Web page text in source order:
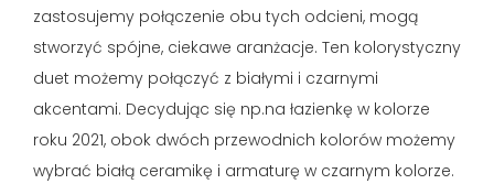
zastosujemy połączenie obu tych odcieni, mogą
stworzyć spójne, ciekawe aranżacje. Ten kolorystyczny
duet możemy połączyć z białymi i czarnymi
akcentami. Decydując się np.na łazienkę w kolorze
roku 2021, obok dwóch przewodnich kolorów możemy
wybrać białą ceramikę i armaturę w czarnym kolorze.